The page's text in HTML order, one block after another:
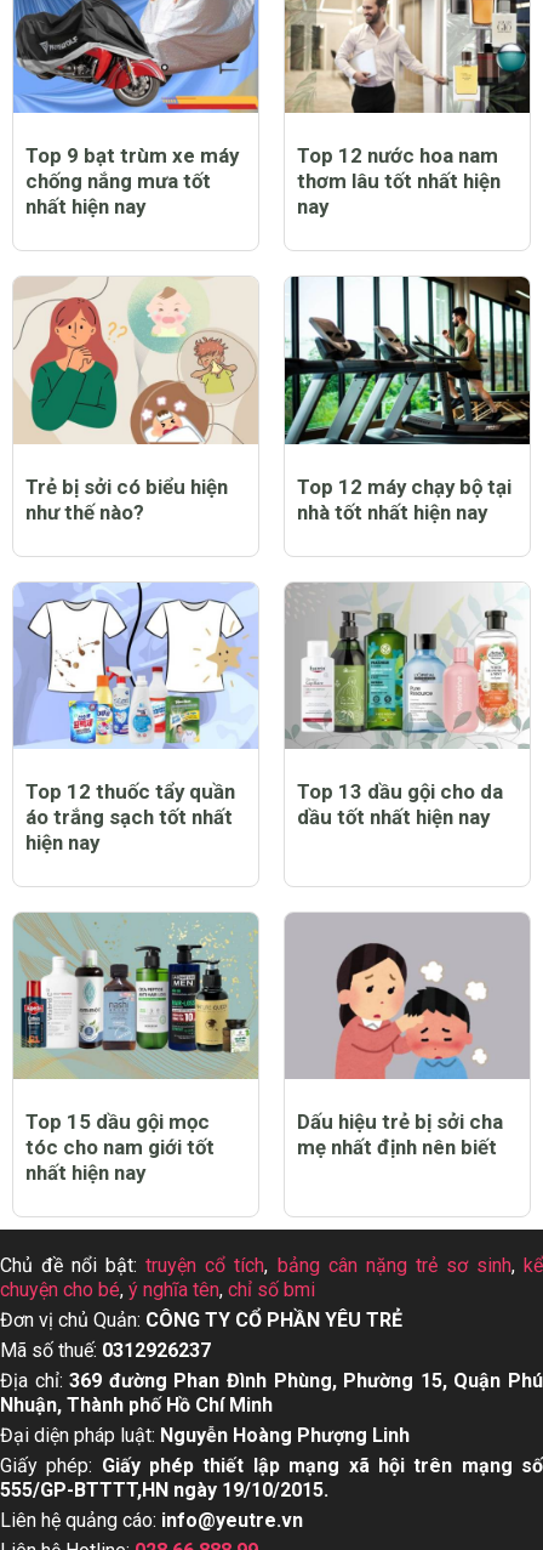
Top 9 bạt trùm xe máy
chống nắng mưa tốt
nhất hiện nay
Top 12 nước hoa nam
thơm lâu tốt nhất hiện
nay
Trẻ bị sởi có biểu hiện
như thế nào?
Top 12 máy chạy bộ tại
nhà tốt nhất hiện nay
Top 12 thuốc tẩy quần
áo trắng sạch tốt nhất
hiện nay
Top 13 dầu gội cho da
dầu tốt nhất hiện nay
Top 15 dầu gội mọc
tóc cho nam giới tốt
nhất hiện nay
Dấu hiệu trẻ bị sởi cha
mẹ nhất định nên biết
Chủ đề nổi bật:truyện cổ tích, bảng cân nặng trẻ sơ sinh, kể
chuyện cho bé, ý nghĩa tên, chỉ số bmi
Đơn vị chủ Quản: CÔNG TY CỔ PHẦN YÊU TRẺ
Mã số thuế: 0312926237
Địa chỉ:369 đường Phan Đình Phùng, Phường 15, Quận Phú
Nhuận, Thành phố Hồ Chí Minh
Đại diện pháp luật: Nguyễn Hoàng Phượng Linh
Giấy phép: Giấy phép thiết lập mạng xã hội trên mạng số
555/GP-BTTTT,HN ngày 19/10/2015.
Liên hệ quảng cáo: info@yeutre.vn